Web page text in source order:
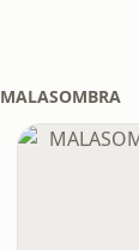
MALASOMBRA